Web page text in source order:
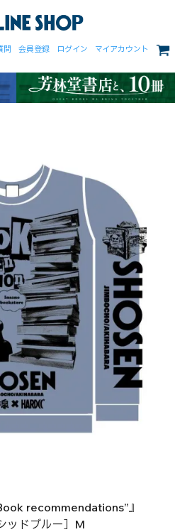
問 会員登録 ログイン マイアカウント
recommendations”』
ッドブルー］M